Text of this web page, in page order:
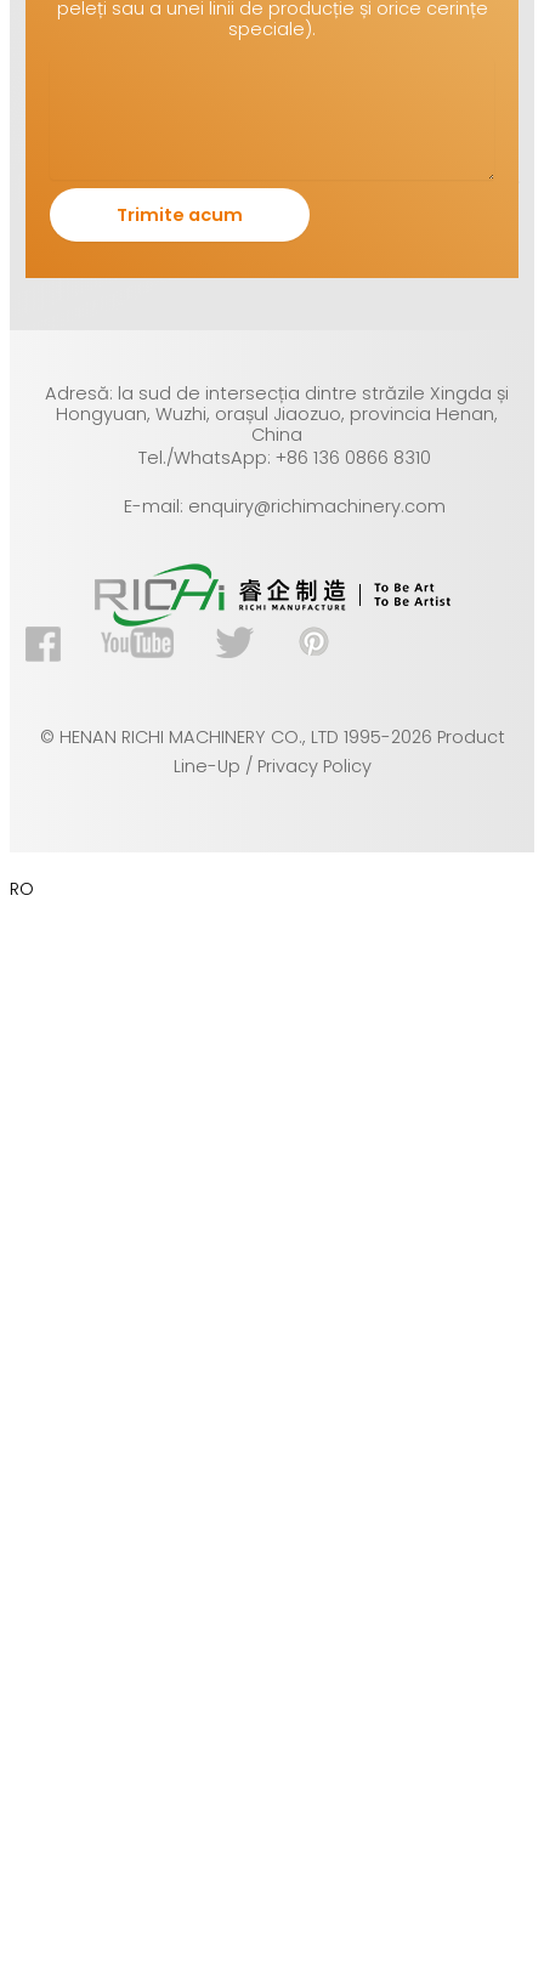
peleți sau a unei linii de producție și orice cerințe
speciale).
Adresă: la sud de intersecția dintre străzile Xingda și
Hongyuan, Wuzhi, orașul Jiaozuo, provincia Henan,
China
Tel./WhatsApp: +86 136 0866 8310
E-mail: enquiry@richimachinery.com
© HENAN RICHI MACHINERY CO., LTD 1995-2026 Product
Line-Up / Privacy Policy
RO